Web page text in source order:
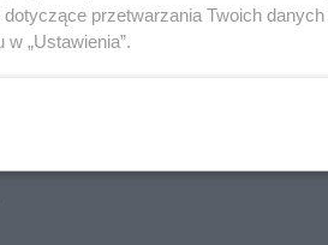
przetwarzania Twoich
„Ustawienia”.